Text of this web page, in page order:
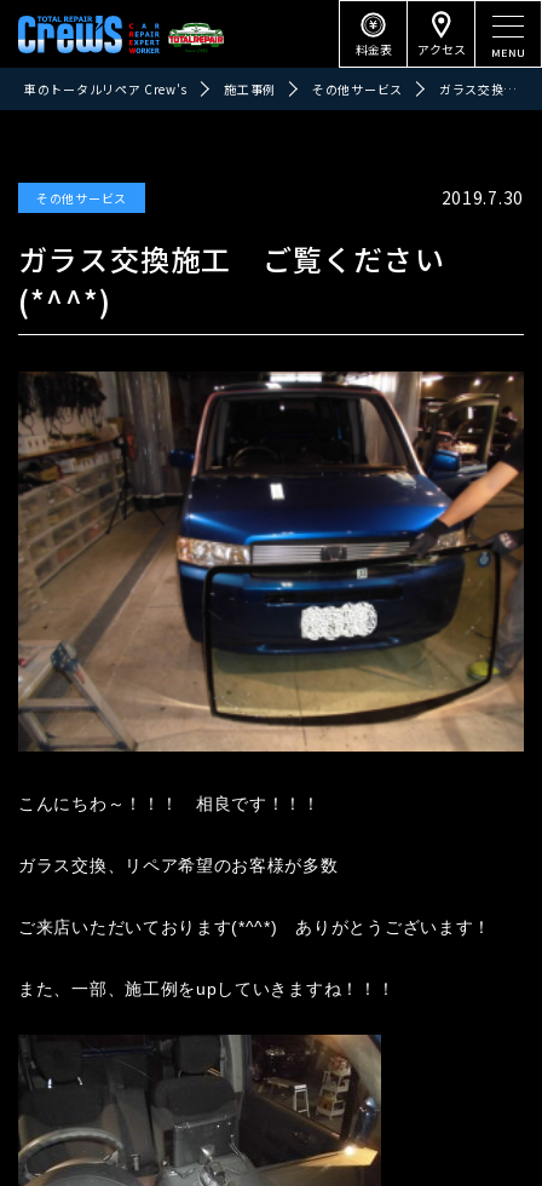
料金表 アクセス
車のトータルリペア Crew's 施工事例 その他サービス ガラス交換施工 ご覧ください(*^^*)
その他サービス 2019.7.30
ガラス交換施工 ご覧ください
(*^^*)
こんにちわ～！！！ 相良です！！！
ガラス交換、リペア希望のお客様が多数
ご来店いただいております(*^^*) ありがとうございます！
また、一部、施工例をupしていきますね！！！